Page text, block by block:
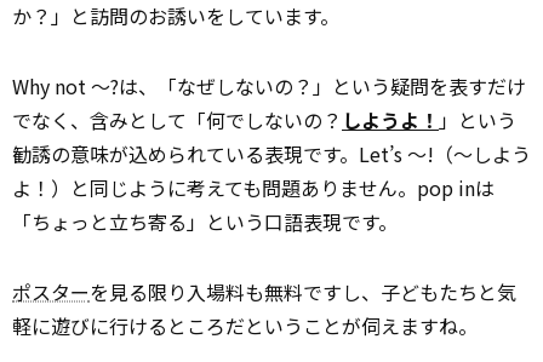
か？」と訪問のお誘いをしています。
Why not ～?は、「なぜしないの？」という疑問を表すだけ
でなく、含みとして「何でしないの？ しようよ！ 」という
勧誘の意味が込められている表現です。Let’s ～!（～しよう
よ！）と同じように考えても問題ありません。pop inは
「ちょっと立ち寄る」という口語表現です。
ポスターを見る限り入場料も無料ですし、子どもたちと気
軽に遊びに行けるところだということが伺えますね。